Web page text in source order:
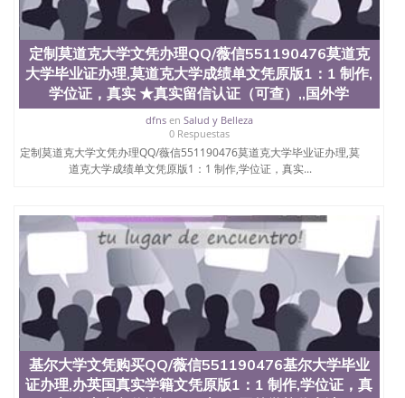
定制莫道克大学文凭办理QQ/薇信551190476莫道克
大学毕业证办理,莫道克大学成绩单文凭原版1：1 制作,
学位证，真实 ★真实留信认证（可查）,,国外学
dfnsen Salud y Belleza
0 Respuestas
定制莫道克大学文凭办理QQ/薇信551190476莫道克大学毕业证办理,莫
道克大学成绩单文凭原版1：1 制作,学位证，真实...
基尔大学文凭购买QQ/薇信551190476基尔大学毕业
证办理,办英国真实学籍文凭原版1：1 制作,学位证，真